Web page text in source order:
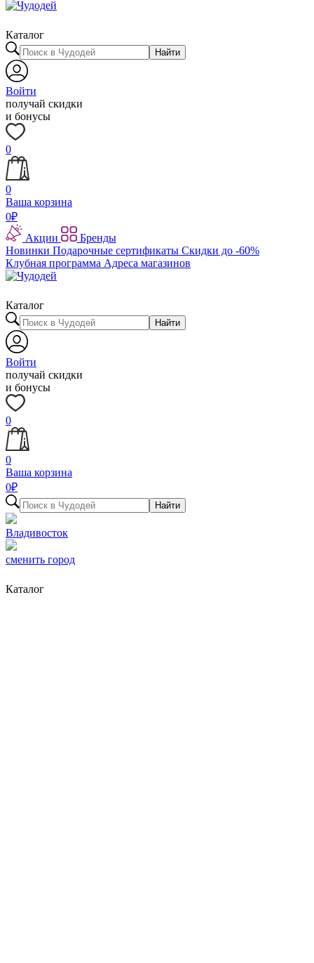
Каталог
Найти
Войти
получай скидки
и бонусы
0
0
Ваша корзина
0₽
Акции
Бренды
Новинки Подарочные сертификаты Скидки до -60%
Клубная программа Адреса магазинов
Каталог
Найти
Войти
получай скидки
и бонусы
0
0
Ваша корзина
0₽
Найти
Владивосток
сменить город
Каталог